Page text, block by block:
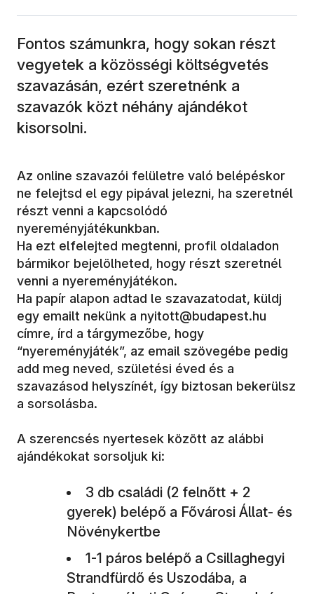
Fontos számunkra, hogy sokan részt
vegyetek a közösségi költségvetés
szavazásán, ezért szeretnénk a
szavazók közt néhány ajándékot
kisorsolni.
Az online szavazói felületre való belépéskor
ne felejtsd el egy pipával jelezni, ha szeretnél
részt venni a kapcsolódó
nyereményjátékunkban.
Ha ezt elfelejted megtenni, profil oldaladon
bármikor bejelölheted, hogy részt szeretnél
venni a nyereményjátékon.
Ha papír alapon adtad le szavazatodat, küldj
egy emailt nekünk a nyitott@budapest.hu
címre, írd a tárgymezőbe, hogy
“nyereményjáték”, az email szövegébe pedig
add meg neved, születési éved és a
szavazásod helyszínét, így biztosan bekerülsz
a sorsolásba.
A szerencsés nyertesek között az alábbi
ajándékokat sorsoljuk ki:
3 db családi (2 felnőtt + 2
gyerek) belépő a Fővárosi Állat- és
Növénykertbe
1-1 páros belépő a Csillaghegyi
Strandfürdő és Uszodába, a